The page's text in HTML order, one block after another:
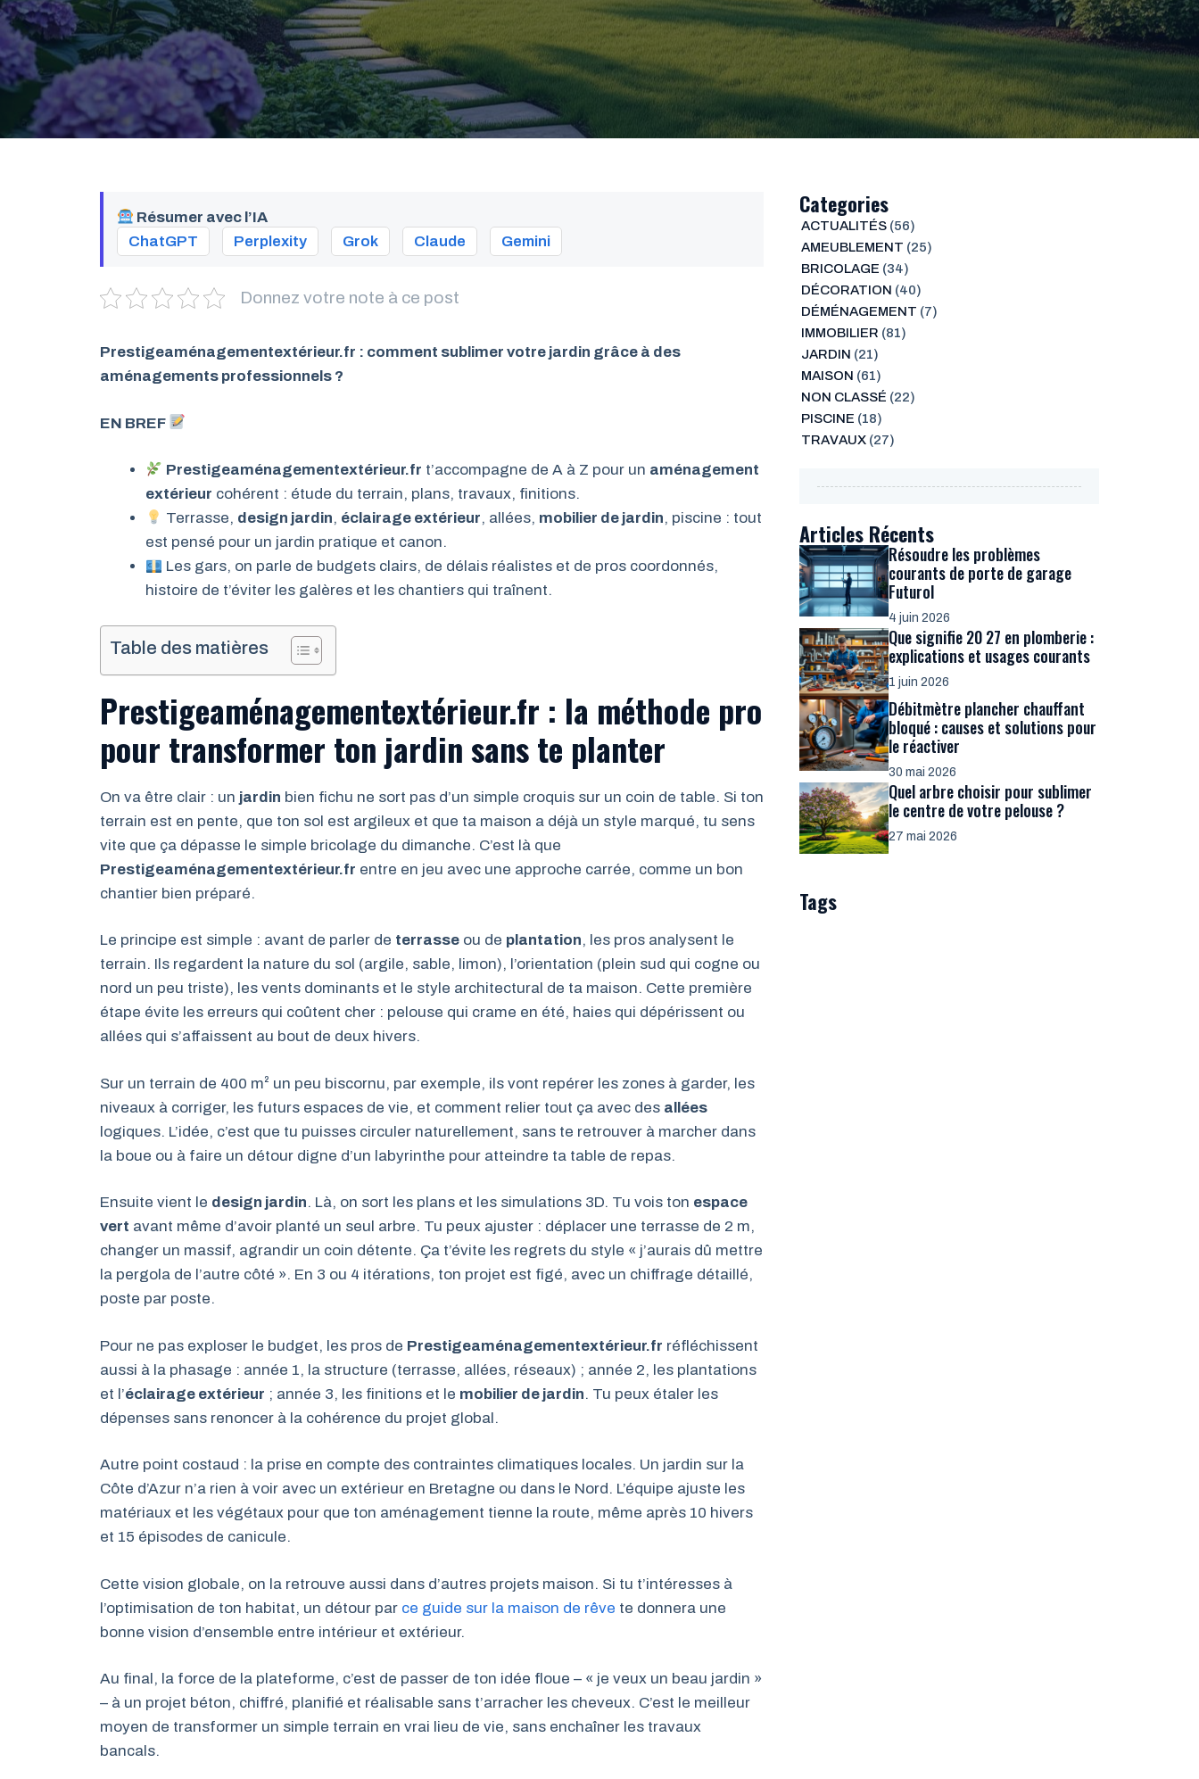
Résumer avec l’IA
ChatGPT
Perplexity Grok Claude Gemini
Donnez votre note à ce post
Prestigeaménagementextérieur.fr : comment sublimer votre jardin grâce à des
aménagements professionnels ?
EN BREF
Prestigeaménagementextérieur.fr t’accompagne de A à Z pour un aménagement
extérieur cohérent : étude du terrain, plans, travaux, finitions.
Terrasse, design jardin, éclairage extérieur, allées, mobilier de jardin, piscine : tout
est pensé pour un jardin pratique et canon.
Les gars, on parle de budgets clairs, de délais réalistes et de pros coordonnés,
histoire de t’éviter les galères et les chantiers qui traînent.
Table des matières
Prestigeaménagementextérieur.fr : la méthode pro
pour transformer ton jardin sans te planter
On va être clair : un jardin bien fichu ne sort pas d’un simple croquis sur un coin de table. Si ton
terrain est en pente, que ton sol est argileux et que ta maison a déjà un style marqué, tu sens
vite que ça dépasse le simple bricolage du dimanche. C’est là que
Prestigeaménagementextérieur.fr entre en jeu avec une approche carrée, comme un bon
chantier bien préparé.
Le principe est simple : avant de parler de terrasse ou de plantation, les pros analysent le
terrain. Ils regardent la nature du sol (argile, sable, limon), l’orientation (plein sud qui cogne ou
nord un peu triste), les vents dominants et le style architectural de ta maison. Cette première
étape évite les erreurs qui coûtent cher : pelouse qui crame en été, haies qui dépérissent ou
allées qui s’affaissent au bout de deux hivers.
Sur un terrain de 400 m² un peu biscornu, par exemple, ils vont repérer les zones à garder, les
niveaux à corriger, les futurs espaces de vie, et comment relier tout ça avec des allées
logiques. L’idée, c’est que tu puisses circuler naturellement, sans te retrouver à marcher dans
la boue ou à faire un détour digne d’un labyrinthe pour atteindre ta table de repas.
Ensuite vient le design jardin. Là, on sort les plans et les simulations 3D. Tu vois ton espace
vert avant même d’avoir planté un seul arbre. Tu peux ajuster : déplacer une terrasse de 2 m,
changer un massif, agrandir un coin détente. Ça t’évite les regrets du style « j’aurais dû mettre
la pergola de l’autre côté ». En 3 ou 4 itérations, ton projet est figé, avec un chiffrage détaillé,
poste par poste.
Pour ne pas exploser le budget, les pros de Prestigeaménagementextérieur.fr réfléchissent
aussi à la phasage : année 1, la structure (terrasse, allées, réseaux) ; année 2, les plantations
et l’éclairage extérieur ; année 3, les finitions et le mobilier de jardin. Tu peux étaler les
dépenses sans renoncer à la cohérence du projet global.
Autre point costaud : la prise en compte des contraintes climatiques locales. Un jardin sur la
Côte d’Azur n’a rien à voir avec un extérieur en Bretagne ou dans le Nord. L’équipe ajuste les
matériaux et les végétaux pour que ton aménagement tienne la route, même après 10 hivers
et 15 épisodes de canicule.
Cette vision globale, on la retrouve aussi dans d’autres projets maison. Si tu t’intéresses à
l’optimisation de ton habitat, un détour par ce guide sur la maison de rêve te donnera une
bonne vision d’ensemble entre intérieur et extérieur.
Au final, la force de la plateforme, c’est de passer de ton idée floue – « je veux un beau jardin »
– à un projet béton, chiffré, planifié et réalisable sans t’arracher les cheveux. C’est le meilleur
moyen de transformer un simple terrain en vrai lieu de vie, sans enchaîner les travaux
bancals.
Categories
ACTUALITÉS(56)
AMEUBLEMENT (25)
BRICOLAGE (34)
DÉCORATION (40)
DÉMÉNAGEMENT (7)
IMMOBILIER (81)
JARDIN (21)
MAISON (61)
NON CLASSÉ (22)
PISCINE (18)
TRAVAUX(27)
Articles Récents
Résoudre les problèmes
courants de porte de garage
Futurol
4 juin 2026
Que signifie 20 27 en plomberie :
explications et usages courants
1 juin 2026
Débitmètre plancher chauffant
bloqué : causes et solutions pour
le réactiver
30 mai 2026
Quel arbre choisir pour sublimer
le centre de votre pelouse ?
27 mai 2026
Tags